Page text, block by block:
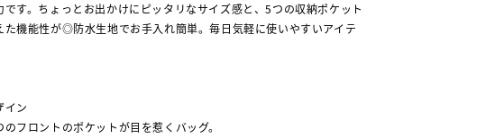
です。ちょっとお出かけにピッタリなサイズ感と、5つの収納ポケット
た機能性が◎防水生地でお手入れ簡単。毎日気軽に使いやすいアイテ
ン
のフロントのポケットが目を惹くバッグ。